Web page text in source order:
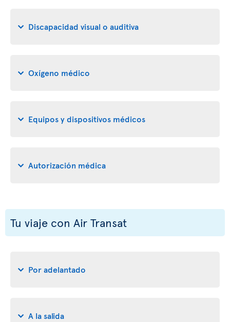
Discapacidad visual o auditiva
Oxígeno médico
Equipos y dispositivos médicos
Autorización médica
Tu viaje con Air Transat
Por adelantado
A la salida